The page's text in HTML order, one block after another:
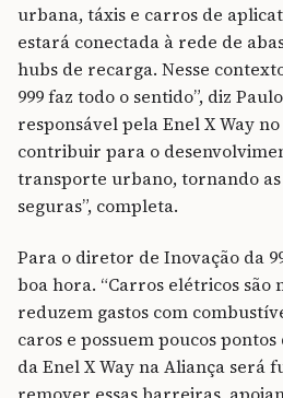
urbana, táxis e carros de
estará conectada à rede de
hubs de recarga. Nesse
999 faz todo o sentido”, diz
responsável pela Enel X Way
contribuir para o
transporte urbano, tornando as
seguras”, completa.
Para o diretor de Inovação da
boa hora. “Carros elétricos são
reduzem gastos com
caros e possuem poucos
da Enel X Way na Aliança será